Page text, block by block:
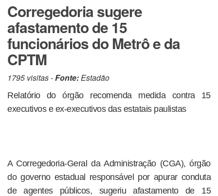
Corregedoria sugere
afastamento de 15
funcionários do Metrô e da
CPTM
1795 visitas -Fonte:Estadão
Relatório do órgão recomenda medida contra 15
executivos e ex-executivos das estatais paulistas
A Corregedoria-Geral da Administração (CGA), órgão
do governo estadual responsável por apurar conduta
de agentes públicos, sugeriu afastamento de 15